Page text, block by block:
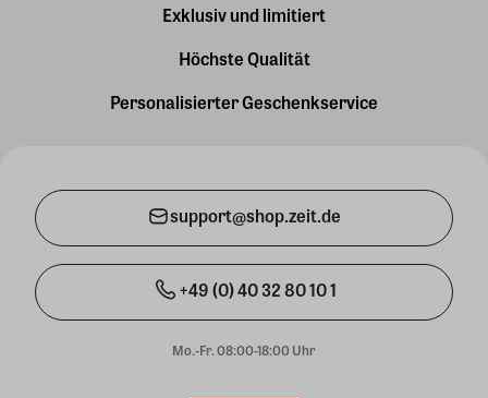
Exklusiv und limitiert
Höchste Qualität
Personalisierter Geschenkservice
support@shop.zeit.de
+49 (0) 40 32 80 10 1
Mo.-Fr. 08:00-18:00 Uhr